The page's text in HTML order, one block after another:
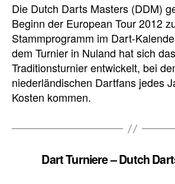
Die Dutch Darts Masters (DDM)
Beginn der European Tour 2012
Stammprogramm im Dart-
dem Turnier in Nuland hat sich
Traditionsturnier entwickelt, bei
niederländischen Dartfans jedes
Kosten kommen.
Dart Turniere – Dutch